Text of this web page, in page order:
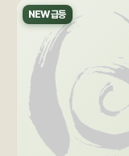
NEW 급등